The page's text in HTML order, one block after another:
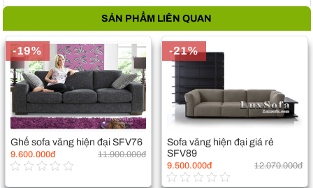
SẢN PHẨM LIÊN QUAN
Ghế sofa văng hiện đại SFV76
9.600.000đ 11.900.000đ
-19%
Sofa văng hiện đại giá rẻ
SFV89
9.500.000đ 12.070.000đ
-21%